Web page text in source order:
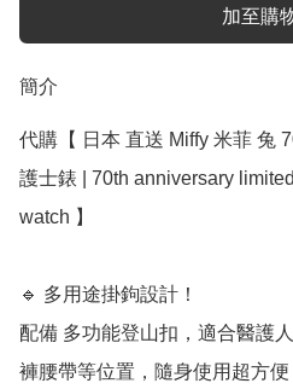
加至購
簡介
代購【 日本 直送 Miffy 米菲 兔
護士錶 | 70th anniversary
watch 】﻿
🔹 多用途掛鉤設計！
配備 多功能登山扣，適合醫護
褲腰帶等位置，隨身使用超方